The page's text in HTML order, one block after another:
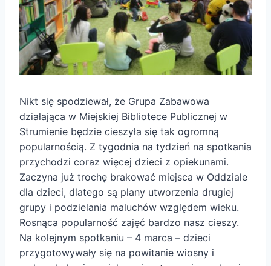
Nikt się spodziewał, że Grupa Zabawowa
działająca w Miejskiej Bibliotece Publicznej w
Strumienie będzie cieszyła się tak ogromną
popularnością. Z tygodnia na tydzień na spotkania
przychodzi coraz więcej dzieci z opiekunami.
Zaczyna już trochę brakować miejsca w Oddziale
dla dzieci, dlatego są plany utworzenia drugiej
grupy i podzielania maluchów względem wieku.
Rosnąca popularność zajęć bardzo nasz cieszy.
Na kolejnym spotkaniu – 4 marca – dzieci
przygotowywały się na powitanie wiosny i